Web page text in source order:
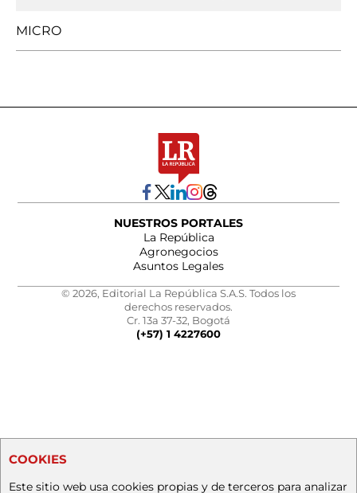
MICRO
NUESTROS PORTALES
La República
Agronegocios
Asuntos Legales
© 2026, Editorial La República S.A.S. Todos los
derechos reservados.
Cr. 13a 37-32, Bogotá
(+57) 1 4227600
COOKIES
Este sitio web usa cookies propias y de terceros para analizar